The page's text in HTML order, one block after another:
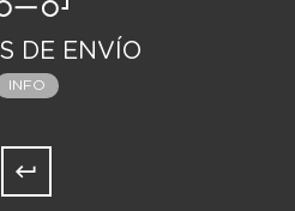
DE ENVÍO
INFO